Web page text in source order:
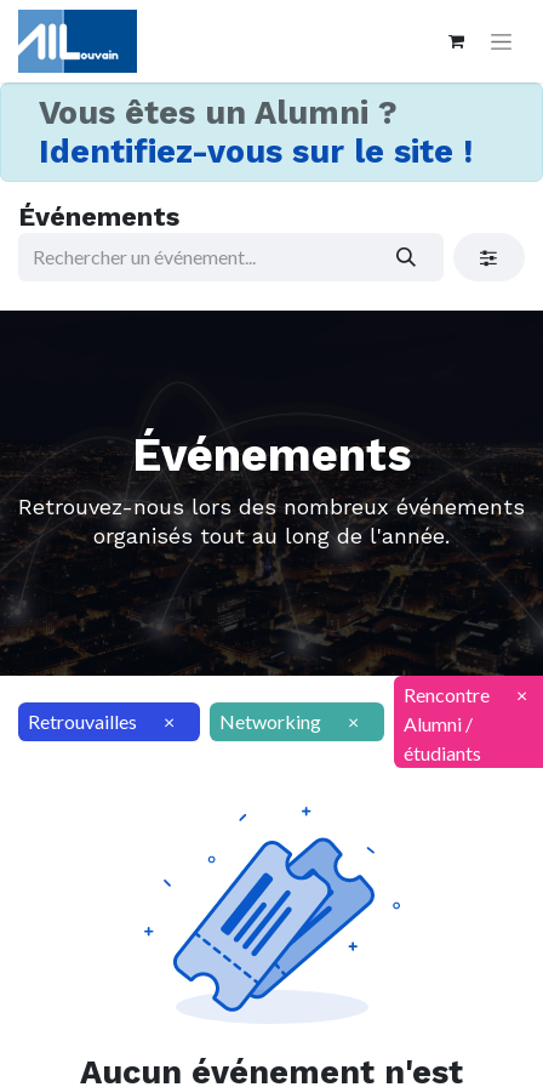
Vous êtes un Alumni ?
Identifiez-vous sur le site !
Événements
Événements
Retrouvez-nous lors des nombreux événements
organisés tout au long de l'année.
Retrouvailles × Networking ×
Rencontre
Alumni /
étudiants
×
Aucun événement n'est